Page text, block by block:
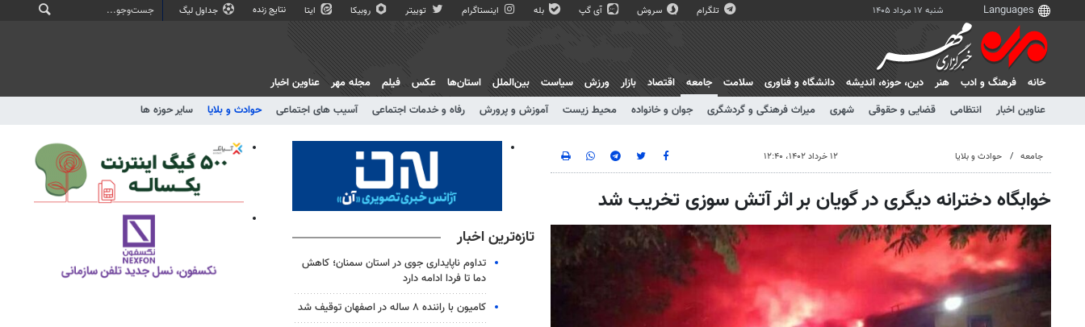
شنبه ۱۷ مرداد ۱۴۰۵ تلگرام سروش آی گپ بله اینستاگرام توییتر روبیکا ایتا نتایج زنده جداول لیگ
خانه فرهنگ و ادب هنر دين، حوزه، انديشه دانشگاه و فناوری سلامت
جامعه
عناوین اخبار
انتظامی قضایی و حقوقی شهری میراث فرهنگی و گردشگری جوان و خانواده محیط زیست آموزش و پرورش رفاه و خدمات اجتماعی آسیب های اجتماعی حوادث و بلایا سایر حوزه ها
اقتصاد بازار ورزش سیاست بین‌الملل استان‌ها عکس فیلم مجله مهر عناوین اخبار
جامعه حوادث و بلایا ۱۲ خرداد ۱۴۰۲، ۱۲:۴۰
خوابگاه دخترانه دیگری در گویان بر اثر آتش سوزی تخریب شد
تازه‌ترین اخبار
تداوم ناپایداری جوی در استان سمنان؛ کاهش
دما تا فردا ادامه دارد
کامیون با راننده ۸ ساله در اصفهان توقیف شد